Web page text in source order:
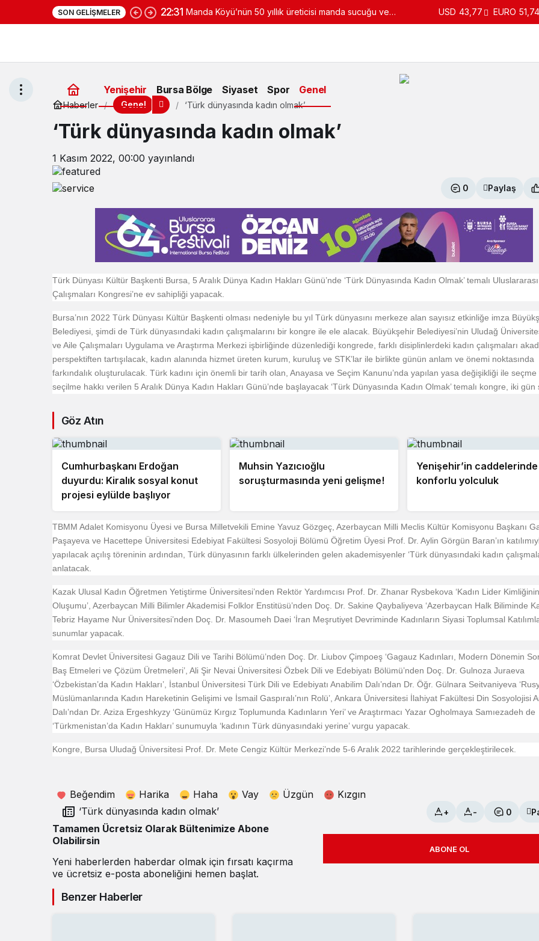
SON GELIŞMELER 22:31 Manda Köyü’nün 50 yıllık üreticisi manda sucuğu ve USD 43,77 EURO 51,74
Yenişehir Bursa Bölge Siyaset Spor Genel
Haberler Genel ‘Türk dünyasında kadın olmak’
‘Türk dünyasında kadın olmak’
1 Kasım 2022, 00:00 yayınlandı
0 Paylaş
Türk Dünyası Kültür Başkenti Bursa, 5 Aralık Dünya Kadın Hakları Günü’nde ‘Türk Dünyasında Kadın Olmak’ temalı Uluslararası
Çalışmaları Kongresi’ne ev sahipliği yapacak.
Bursa’nın 2022 Türk Dünyası Kültür Başkenti olması nedeniyle bu yıl Türk dünyasını merkeze alan sayısız etkinliğe imza
Belediyesi, şimdi de Türk dünyasındaki kadın çalışmalarını bir kongre ile ele alacak. Büyükşehir Belediyesi’nin Uludağ
ve Aile Çalışmaları Uygulama ve Araştırma Merkezi işbirliğinde düzenlediği kongrede, farklı disiplinlerdeki kadın çalışmaları
perspektiften tartışılacak, kadın alanında hizmet üreten kurum, kuruluş ve STK’lar ile birlikte günün anlam ve önemi noktasında
farkındalık oluşturulacak. Türk kadını için önemli bir tarih olan, Anayasa ve Seçim Kanunu’nda yapılan yasa değişikliği ile seçme
seçilme hakkı verilen 5 Aralık Dünya Kadın Hakları Günü’nde başlayacak ‘Türk Dünyasında Kadın Olmak’ temalı kongre, iki gün
Göz Atın
Cumhurbaşkanı Erdoğan
duyurdu: Kiralık sosyal konut
projesi eylülde başlıyor
Muhsin Yazıcıoğlu
soruşturmasında yeni gelişme!
Yenişehir’in caddelerinde
konforlu yolculuk
TBMM Adalet Komisyonu Üyesi ve Bursa Milletvekili Emine Yavuz Gözgeç, Azerbaycan Milli Meclis Kültür Komisyonu Başkanı
Paşayeva ve Hacettepe Üniversitesi Edebiyat Fakültesi Sosyoloji Bölümü Öğretim Üyesi Prof. Dr. Aylin Görgün Baran’ın
yapılacak açılış töreninin ardından, Türk dünyasının farklı ülkelerinden gelen akademisyenler ‘Türk dünyasındaki kadın
anlatacak.
Kazak Ulusal Kadın Öğretmen Yetiştirme Üniversitesi’nden Rektör Yardımcısı Prof. Dr. Zhanar Rysbekova ‘Kadın Lider Kimliğinin
Oluşumu’, Azerbaycan Milli Bilimler Akademisi Folklor Enstitüsü’nden Doç. Dr. Sakine Qaybaliyeva ‘Azerbaycan Halk Biliminde
Tebriz Hayame Nur Üniversitesi’nden Doç. Dr. Masoumeh Daei ‘İran Meşrutiyet Devriminde Kadınların Siyasi Toplumsal
sunumlar yapacak.
Komrat Devlet Üniversitesi Gagauz Dili ve Tarihi Bölümü’nden Doç. Dr. Liubov Çimpoeş ‘Gagauz Kadınları, Modern Dönemin
Baş Etmeleri ve Çözüm Üretmeleri’, Ali Şir Nevai Üniversitesi Özbek Dili ve Edebiyatı Bölümü’nden Doç. Dr. Gulnoza Juraeva
‘Özbekistan’da Kadın Hakları’, İstanbul Üniversitesi Türk Dili ve Edebiyatı Anabilim Dalı’ndan Dr. Öğr. Gülnara Seitvaniyeva
Müslümanlarında Kadın Hareketinin Gelişimi ve İsmail Gaspıralı’nın Rolü’, Ankara Üniversitesi İlahiyat Fakültesi Din Sosyolojisi
Dalı’ndan Dr. Aziza Ergeshkyzy ‘Günümüz Kırgız Toplumunda Kadınların Yeri’ ve Araştırmacı Yazar Ogholmaya Samıezadeh de
‘Türkmenistan’da Kadın Hakları’ sunumuyla ‘kadının Türk dünyasındaki yerine’ vurgu yapacak.
Kongre, Bursa Uludağ Üniversitesi Prof. Dr. Mete Cengiz Kültür Merkezi’nde 5-6 Aralık 2022 tarihlerinde gerçekleştirilecek.
Beğendim Harika Haha Vay Üzgün
Kızgın
‘Türk dünyasında kadın olmak’
+ - 0
Tamamen Ücretsiz Olarak Bültenimize Abone
Olabilirsin
Yeni haberlerden haberdar olmak için fırsatı kaçırma
ve ücretsiz e-posta aboneliğini hemen başlat.
ABONE OL
Benzer Haberler